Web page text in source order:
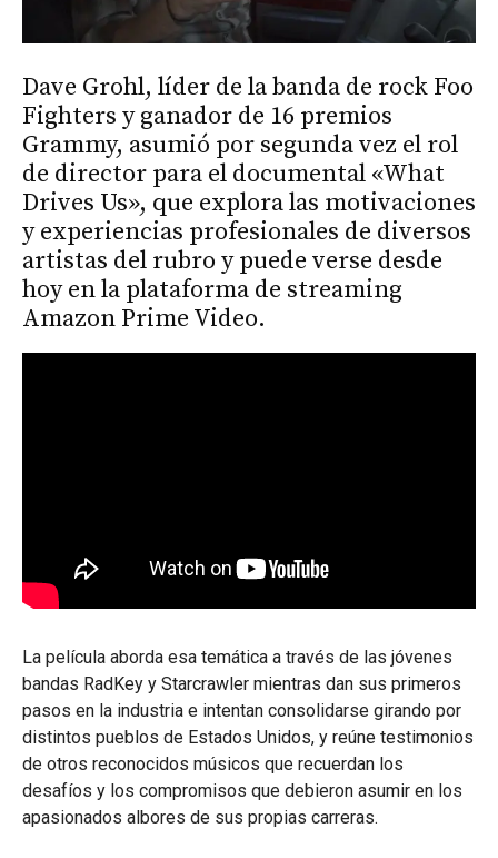
Dave Grohl, líder de la banda de rock Foo
Fighters y ganador de 16 premios
Grammy, asumió por segunda vez el rol
de director para el documental «What
Drives Us», que explora las motivaciones
y experiencias profesionales de diversos
artistas del rubro y puede verse desde
hoy en la plataforma de streaming
Amazon Prime Video.
La película aborda esa temática a través de las jóvenes
bandas RadKey y Starcrawler mientras dan sus primeros
pasos en la industria e intentan consolidarse girando por
distintos pueblos de Estados Unidos, y reúne testimonios
de otros reconocidos músicos que recuerdan los
desafíos y los compromisos que debieron asumir en los
apasionados albores de sus propias carreras.